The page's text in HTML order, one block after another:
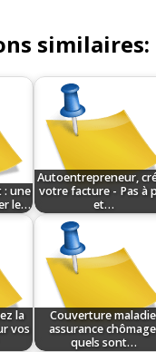
similaires:
: une
le…
Autoentrepreneur,
votre facture - Pas à
et…
la
vos
Couverture
assurance
quels sont…